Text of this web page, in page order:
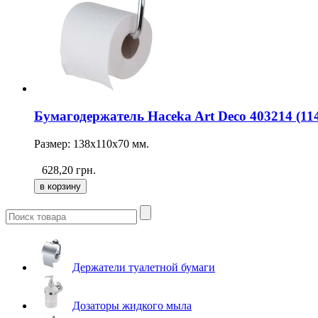
Бумагодержатель Haceka Art Deco 403214
Размер: 138х110х70 мм.
628,20 грн.
Держатели туалетной бумаги
Дозаторы жидкого мыла